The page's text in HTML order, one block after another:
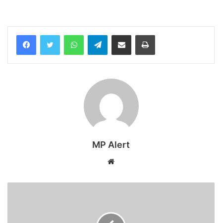
WhatsAppTelegramShare via Email Print
MP Alert
Website